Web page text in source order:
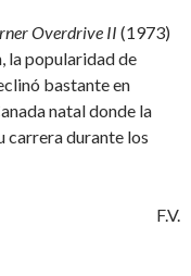
Overdrive II (1973)
la popularidad de
bastante en
natal donde la
carrera durante los
F.V.